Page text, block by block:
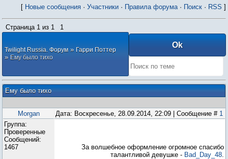
[ Новые сообщения · Участники · Правила форума· Поиск · RSS ]
Страница 1 из 1 1
Twilight Russia. Форум » Гарри Поттер
» Ему было тихо
Ему было тихо
Morgan Дата: Воскресенье, 28.09.2014, 22:09 | Сообщение # 1
Группа:
Проверенные
Сообщений:
1467
За волшебное оформление огромное спасибо
талантливой девушке - Bad_Day_48.